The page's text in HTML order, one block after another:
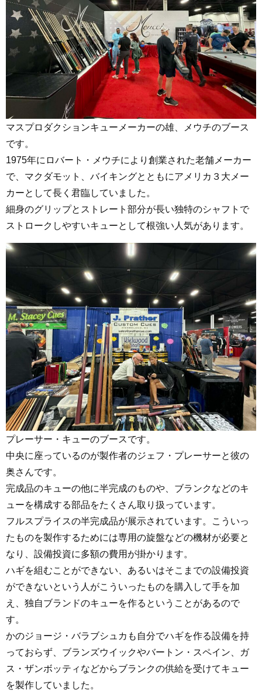
マスプロダクションキューメーカーの雄、メウチのブース
です。
1975年にロバート・メウチにより創業された老舗メーカー
で、マクダモット、バイキングとともにアメリカ３大メー
カーとして長く君臨していました。
細身のグリップとストレート部分が長い独特のシャフトで
ストロークしやすいキューとして根強い人気があります。
プレーサー・キューのブースです。
中央に座っているのが製作者のジェフ・プレーサーと彼の
奥さんです。
完成品のキューの他に半完成のものや、ブランクなどのキ
ューを構成する部品をたくさん取り扱っています。
フルスプライスの半完成品が展示されています。こういっ
たものを製作するためには専用の旋盤などの機材が必要と
なり、設備投資に多額の費用が掛かります。
ハギを組むことができない、あるいはそこまでの設備投資
ができないという人がこういったものを購入して手を加
え、独自ブランドのキューを作るということがあるので
す。
かのジョージ・バラブシュカも自分でハギを作る設備を持
っておらず、ブランズウイックやバートン・スペイン、ガ
ス・ザンボッティなどからブランクの供給を受けてキュー
を製作していました。